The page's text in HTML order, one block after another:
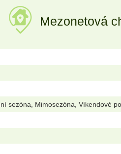
Mezonetová
sezóna, Mimosezóna, Víkendové